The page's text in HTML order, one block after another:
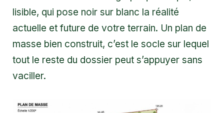
lisible, qui pose noir sur blanc la réalité
actuelle et future de votre terrain. Un plan de
masse bien construit, c’est le socle sur lequel
tout le reste du dossier peut s’appuyer sans
vaciller.